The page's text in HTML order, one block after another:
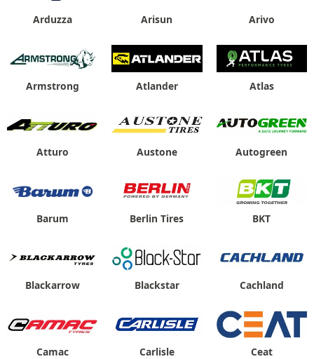
Arduzza Arisun Arivo
Armstrong Atlander Atlas
Atturo Austone Autogreen
Barum Berlin Tires BKT
Blackarrow Blackstar Cachland
Camac Carlisle Ceat